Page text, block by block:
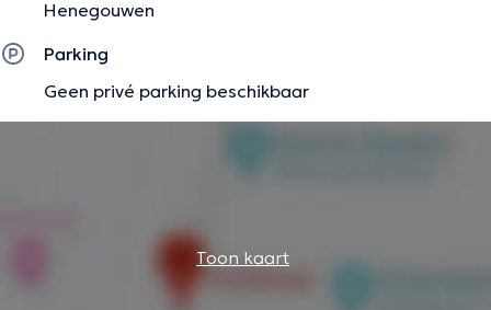
Henegouwen
Parking
Geen privé parking beschikbaar
Toon kaart